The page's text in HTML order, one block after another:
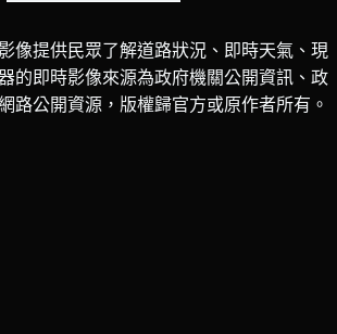
像提供民眾了解道路狀況、即時天氣、現
的即時影像來源為政府機關公開資訊、政
路公開資源，版權歸官方或原作者所有。